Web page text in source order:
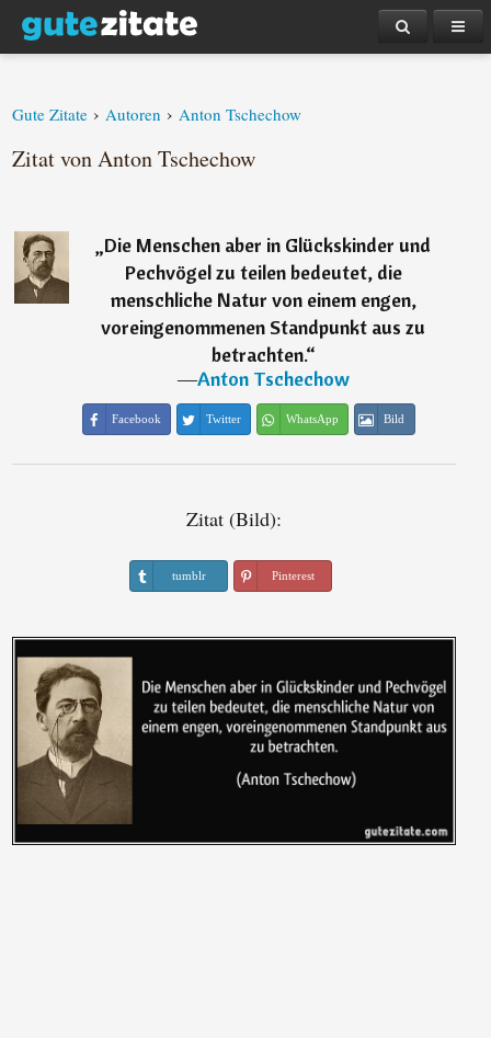
Gute Zitate › Autoren › Anton Tschechow
Zitat von Anton Tschechow
„Die Menschen aber in Glückskinder und
Pechvögel zu teilen bedeutet, die
menschliche Natur von einem engen,
voreingenommenen Standpunkt aus zu
betrachten.“
―Anton Tschechow
Facebook Twitter WhatsApp Bild
Zitat (Bild):
tumblr Pinterest